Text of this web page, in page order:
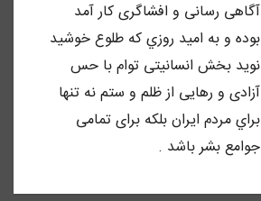
آگاهى رسانى و افشاگرى كار آمد
بوده و به اميد روزي كه طلوع خوشيد
نويد بخش انسانيتى توام با حس
آزادى و رهايى از ظلم و ستم نه تنها
براي مردم ايران بلكه براى تمامى
جوامع بشر باشد .